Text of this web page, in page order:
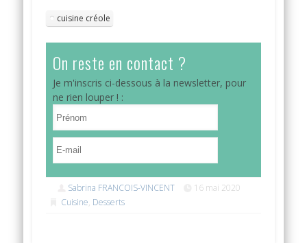
cuisine créole
On reste en contact ?
Je m'inscris ci-dessous à la newsletter, pour
ne rien louper ! :
Sabrina FRANCOIS-VINCENT
16 mai 2020
Cuisine, Desserts